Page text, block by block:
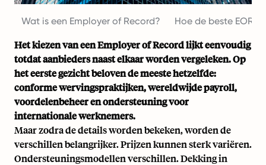
Wat is een Employer of Record? Hoe de beste EOR-
Het kiezen van een Employer of Record lijkt eenvoudig
totdat aanbieders naast elkaar worden vergeleken. Op
het eerste gezicht beloven de meeste hetzelfde:
conforme wervingspraktijken, wereldwijde payroll,
voordelenbeheer en ondersteuning voor
internationale werknemers.
Maar zodra de details worden bekeken, worden de
verschillen belangrijker. Prijzen kunnen sterk variëren.
Ondersteuningsmodellen verschillen. Dekking in